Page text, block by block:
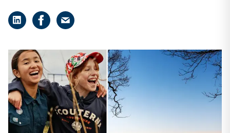
Dela på LinkedIn
Dela på Facebook
Dela på e-post